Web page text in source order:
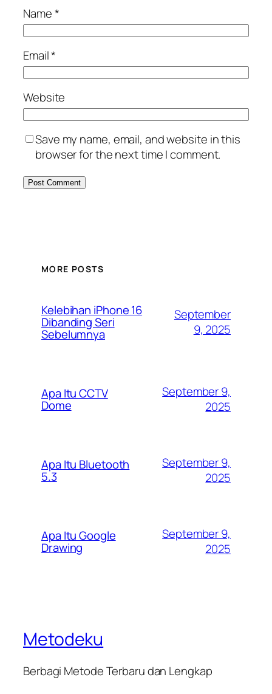
Name*
Email*
Website
Save my name, email, and website in this
browser for the next time I comment.
MORE POSTS
Kelebihan iPhone 16
Dibanding Seri
Sebelumnya
September
9, 2025
Apa Itu CCTV
Dome
September 9,
2025
Apa Itu Bluetooth
5.3
September 9,
2025
Apa Itu Google
Drawing
September 9,
2025
Metodeku
Berbagi Metode Terbaru dan Lengkap